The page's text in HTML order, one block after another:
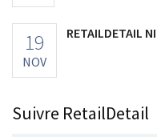
19
NOV
RETAILDETAIL
Suivre RetailDetail